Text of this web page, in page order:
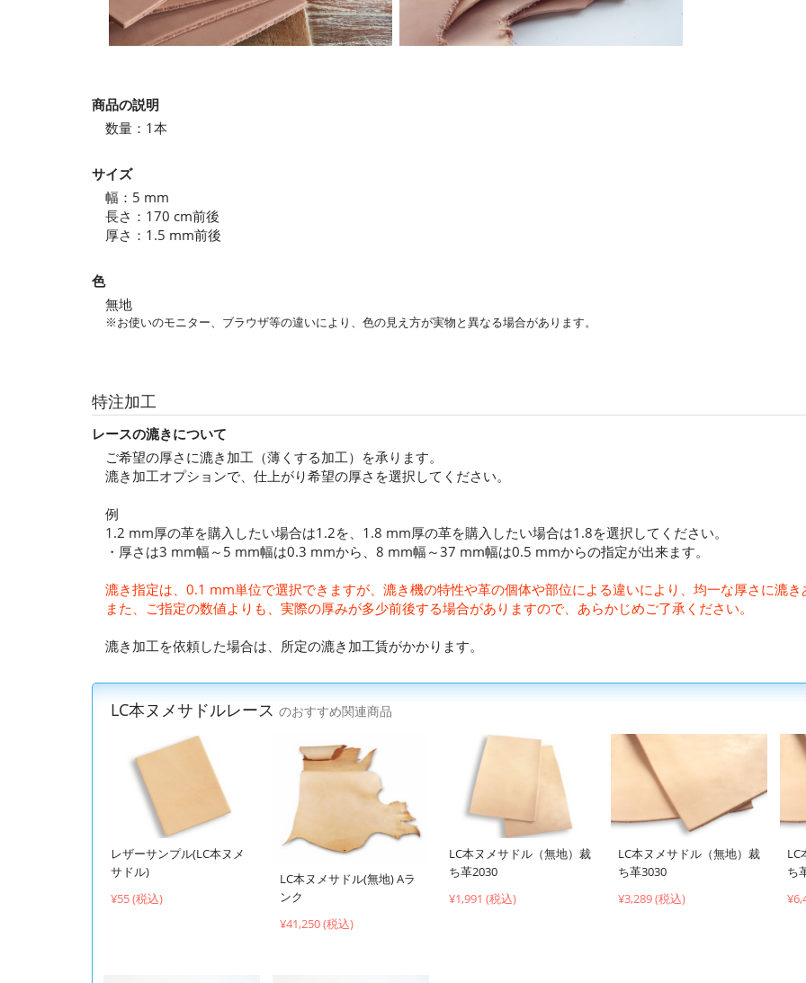
商品の説明
数量：1本
サイズ
幅：5 mm
長さ：170 cm前後
厚さ：1.5 mm前後
色
無地
※お使いのモニター、ブラウザ等の違いにより、色の見え方が実物と異なる場合があります。
特注加工
レースの漉きについて
ご希望の厚さに漉き加工（薄くする加工）を承ります。
漉き加工オプションで、仕上がり希望の厚さを選択してください。
例
1.2 mm厚の革を購入したい場合は1.2を、1.8 mm厚の革を購入したい場合は1.8を選択してください。
・厚さは3 mm幅～5 mm幅は0.3 mmから、8 mm幅～37 mm幅は0.5 mmからの指定が出来ます。
漉き指定は、0.1 mm単位で選択できますが、漉き機の特性や革の個体や部位による違いにより、均一な厚さに漉き
また、ご指定の数値よりも、実際の厚みが多少前後する場合がありますので、あらかじめご了承ください。
漉き加工を依頼した場合は、所定の漉き加工賃がかかります。
LC本ヌメサドルレース のおすすめ関連商品
レザーサンプル(LC本ヌメ
サドル)
¥55 (税込)
LC本ヌメサドル(無地) Aラ
ンク
¥41,250 (税込)
LC本ヌメサドル（無地）裁
ち革2030
¥1,991 (税込)
LC本ヌメサドル（無地）裁
ち革3030
¥3,289 (税込)
LC
ち